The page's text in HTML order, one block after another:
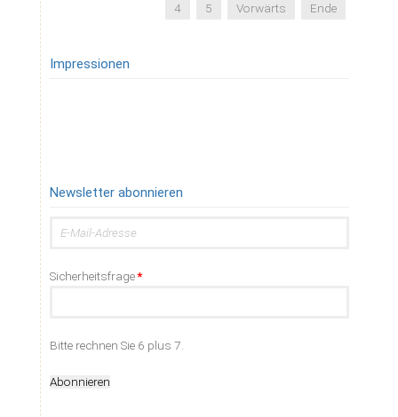
4
5 Vorwärts Ende
Impressionen
Newsletter abonnieren
Pflichtfeld
Sicherheitsfrage*
Bitte rechnen Sie 6 plus 7.
Abonnieren